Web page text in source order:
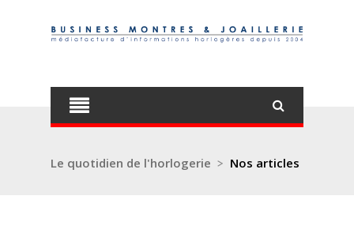
Le quotidien de l'horlogerie > Nos articles